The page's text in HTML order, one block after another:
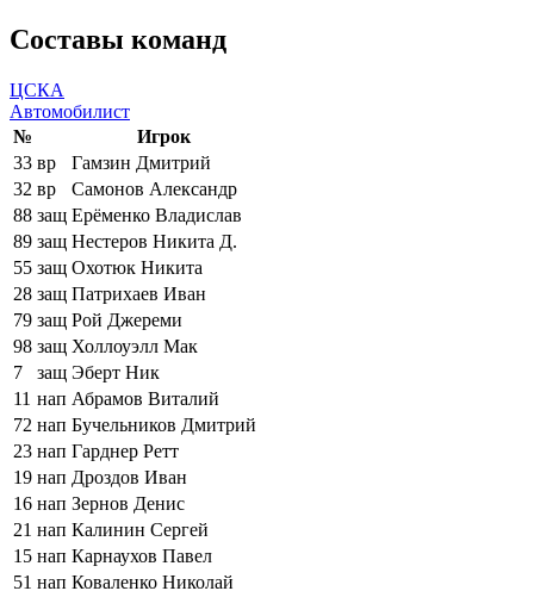
Составы команд
ЦСКА
Автомобилист
№
Игрок
33 вр
Гамзин Дмитрий
32 вр
Самонов Александр
88 защ Ерёменко Владислав
89 защ Нестеров Никита Д.
55 защ Охотюк Никита
28 защ Патрихаев Иван
79 защ Рой Джереми
98 защ Холлоуэлл Мак
7
защ Эберт Ник
11 нап Абрамов Виталий
72 нап Бучельников Дмитрий
23 нап Гарднер Ретт
19 нап Дроздов Иван
16 нап Зернов Денис
21 нап Калинин Сергей
15 нап Карнаухов Павел
51 нап Коваленко Николай